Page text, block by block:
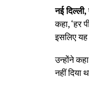
नई
कहा, ‘हर
इसलिए
उन्होंने
नहीं